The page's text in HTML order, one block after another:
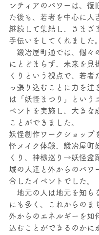
ンティアのパワーは、復
た後も、若者を中心に人
継続して集結し、さまざ
手伝いをしてくれました。
鍛冶屋町通では、個々
にとどまらず、未来を見
くりという視点で、若者
っ張り込むことに力を注
は「妖怪まつり」という
ベントを実施し、大きな
ことができました。
妖怪創作ワークショップ
怪メイク体験、鍛冶屋町
くり、神様巡り→妖怪盆
域の人達と外からのパワ
合したイベントでした。
地元の人は地元を知ら
にも多く、これからのま
外からのエネルギーを如
込むことができるのかに